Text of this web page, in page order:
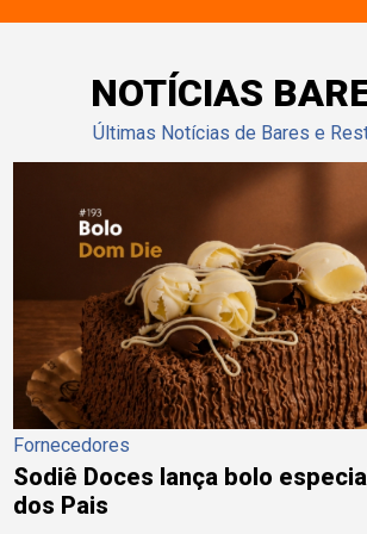
NOTÍCIAS
Últimas Notícias de Bares e
Fornecedores
Sodiê Doces lança bolo
dos Pais